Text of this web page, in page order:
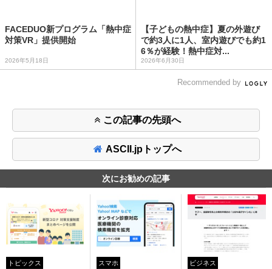
FACEDUO新プログラム「熱中症
対策VR」提供開始
2026年5月18日
【子どもの熱中症】夏の外遊び
で約3人に1人、室内遊びでも約1
6％が経験！熱中症対...
2026年6月30日
Recommended by
この記事の先頭へ
ASCII.jpトップへ
次にお勧めの記事
トピックス スマホ ビジネス